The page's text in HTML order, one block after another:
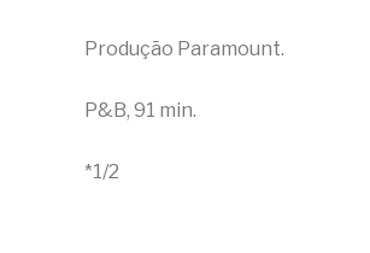
Produção Paramount.
P&B, 91 min.
*1/2